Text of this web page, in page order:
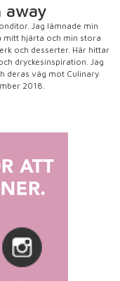
away
Jag lämnade min
mitt hjärta och min stora
och desserter. Här hittar
dryckesinspiration. Jag
deras väg mot Culinary
2018.